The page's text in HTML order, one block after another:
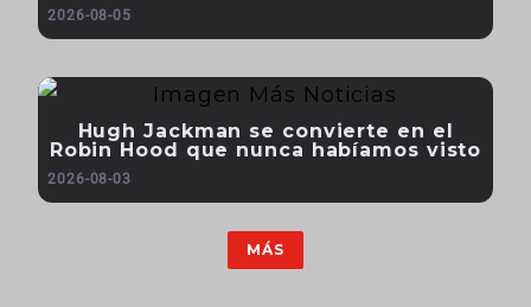
2026-08-05
Hugh Jackman se convierte en el
Robin Hood que nunca habíamos visto
2026-08-03
MÁS